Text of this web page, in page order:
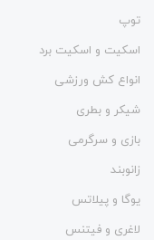
توپ
اسکیت و اسکیت برد
انواع کش ورزشی
شیکر و بطری
بازی و سرگرمی
زانوبند
یوگا و پیلاتس
لاغری و فیتنس